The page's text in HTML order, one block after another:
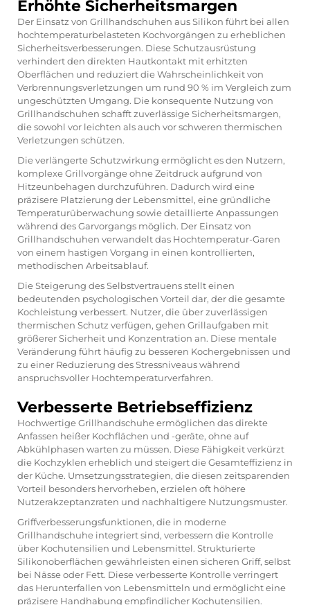
Erhöhte Sicherheitsmargen
Der Einsatz von Grillhandschuhen aus Silikon führt bei allen
hochtemperaturbelasteten Kochvorgängen zu erheblichen
Sicherheitsverbesserungen. Diese Schutzausrüstung
verhindert den direkten Hautkontakt mit erhitzten
Oberflächen und reduziert die Wahrscheinlichkeit von
Verbrennungsverletzungen um rund 90 % im Vergleich zum
ungeschützten Umgang. Die konsequente Nutzung von
Grillhandschuhen schafft zuverlässige Sicherheitsmargen,
die sowohl vor leichten als auch vor schweren thermischen
Verletzungen schützen.
Die verlängerte Schutzwirkung ermöglicht es den Nutzern,
komplexe Grillvorgänge ohne Zeitdruck aufgrund von
Hitzeunbehagen durchzuführen. Dadurch wird eine
präzisere Platzierung der Lebensmittel, eine gründliche
Temperaturüberwachung sowie detaillierte Anpassungen
während des Garvorgangs möglich. Der Einsatz von
Grillhandschuhen verwandelt das Hochtemperatur-Garen
von einem hastigen Vorgang in einen kontrollierten,
methodischen Arbeitsablauf.
Die Steigerung des Selbstvertrauens stellt einen
bedeutenden psychologischen Vorteil dar, der die gesamte
Kochleistung verbessert. Nutzer, die über zuverlässigen
thermischen Schutz verfügen, gehen Grillaufgaben mit
größerer Sicherheit und Konzentration an. Diese mentale
Veränderung führt häufig zu besseren Kochergebnissen und
zu einer Reduzierung des Stressniveaus während
anspruchsvoller Hochtemperaturverfahren.
Verbesserte Betriebseffizienz
Hochwertige Grillhandschuhe ermöglichen das direkte
Anfassen heißer Kochflächen und -geräte, ohne auf
Abkühlphasen warten zu müssen. Diese Fähigkeit verkürzt
die Kochzyklen erheblich und steigert die Gesamteffizienz in
der Küche. Umsetzungsstrategien, die diesen zeitsparenden
Vorteil besonders hervorheben, erzielen oft höhere
Nutzerakzeptanzraten und nachhaltigere Nutzungsmuster.
Griffverbesserungsfunktionen, die in moderne
Grillhandschuhe integriert sind, verbessern die Kontrolle
über Kochutensilien und Lebensmittel. Strukturierte
Silikonoberflächen gewährleisten einen sicheren Griff, selbst
bei Nässe oder Fett. Diese verbesserte Kontrolle verringert
das Herunterfallen von Lebensmitteln und ermöglicht eine
präzisere Handhabung empfindlicher Kochutensilien.